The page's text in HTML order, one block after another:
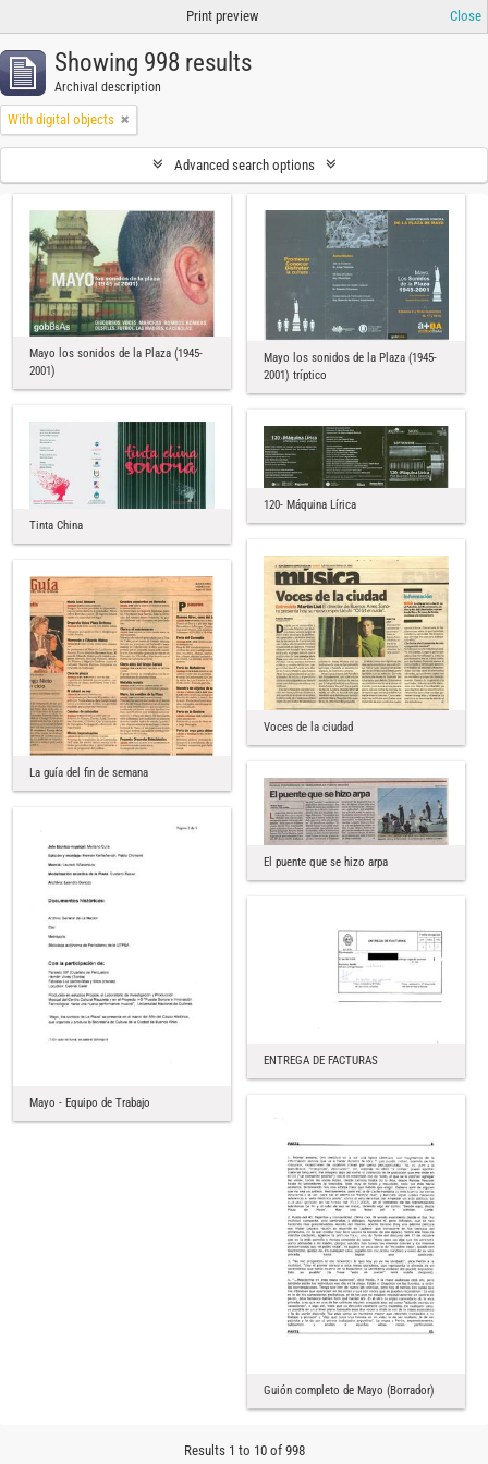
Print preview Close
Showing 998 results
Archival description
With digital objects
Advanced search options
Mayo los sonidos de la Plaza (1945-
2001)
Mayo los sonidos de la Plaza (1945-
2001) tríptico
Tinta China
120- Máquina Lírica
Voces de la ciudad
La guía del fin de semana
El puente que se hizo arpa
Mayo - Equipo de Trabajo
ENTREGA DE FACTURAS
Guión completo de Mayo (Borrador)
Results 1 to 10 of 998